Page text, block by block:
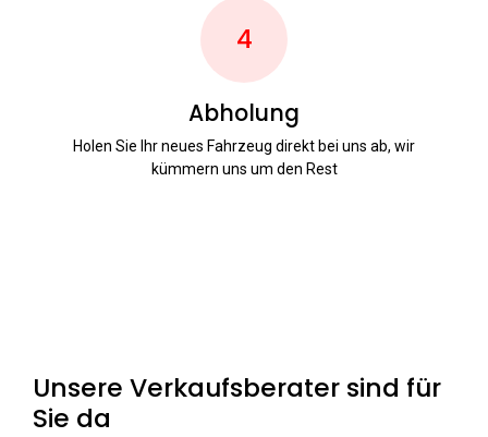
4
Abholung
Holen Sie Ihr neues Fahrzeug direkt bei uns ab, wir
kümmern uns um den Rest
Unsere Verkaufsberater sind für
Sie da